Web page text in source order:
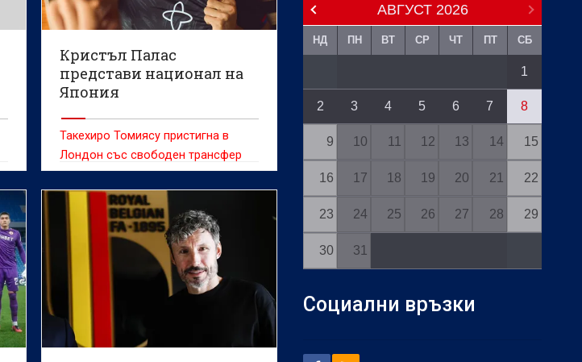
Кристъл Палас
представи национал на
Япония
Такехиро Томиясу пристигна в
Лондон със свободен трансфер
АВГУСТ 2026
НД ПН ВТ СР ЧТ ПТ СБ
1
2 3 4 5 6 7 8
9 10 11 12 13 14 15
16 17 18 19 20 21 22
23 24 25 26 27 28 29
30 31
Социални връзки